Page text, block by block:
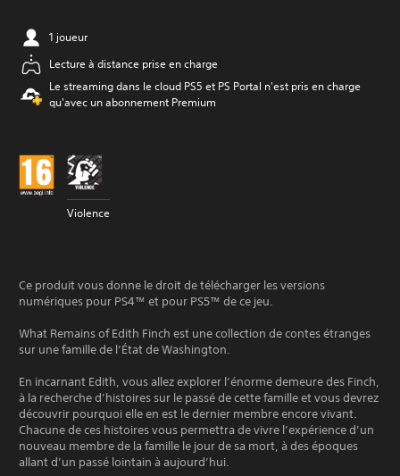
1 joueur
Lecture à distance prise en charge
Le streaming dans le cloud PS5 et PS Portal n'est pris en charge
qu'avec un abonnement Premium
Violence
Ce produit vous donne le droit de télécharger les versions
numériques pour PS4™ et pour PS5™ de ce jeu.
What Remains of Edith Finch est une collection de contes étranges
sur une famille de l’État de Washington.
En incarnant Edith, vous allez explorer l’énorme demeure des Finch,
à la recherche d’histoires sur le passé de cette famille et vous devrez
découvrir pourquoi elle en est le dernier membre encore vivant.
Chacune de ces histoires vous permettra de vivre l’expérience d’un
nouveau membre de la famille le jour de sa mort, à des époques
allant d’un passé lointain à aujourd’hui.